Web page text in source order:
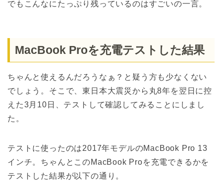
でもこんなにたっぷり残っているのはすごいの一言。
MacBook Proを充電テストした結果
ちゃんと使えるんだろうなぁ？と疑う方も少なくない
でしょう。そこで、東日本大震災から丸8年を翌日に控
えた3月10日、テストして確認してみることにしまし
た。
テストに使ったのは2017年モデルのMacBook Pro 13
インチ。ちゃんとこのMacBook Proを充電できるかを
テストした結果が以下の通り。